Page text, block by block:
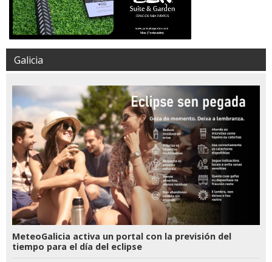
Galicia
MeteoGalicia activa un portal con la previsión del
tiempo para el día del eclipse